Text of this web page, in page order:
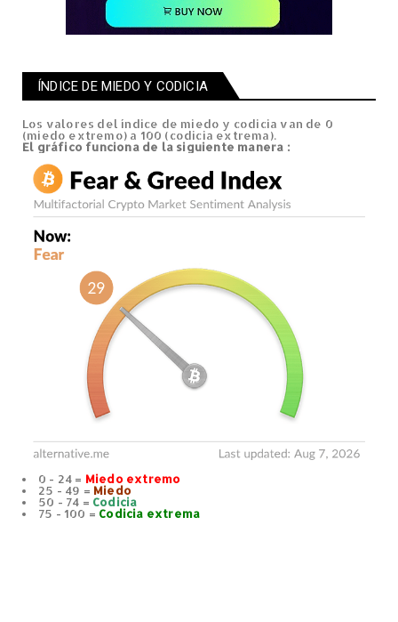
ÍNDICE DE MIEDO Y CODICIA
Los valores del índice de miedo y codicia van de 0
(miedo extremo) a 100 (codicia extrema).
El gráfico funciona de la siguiente manera :
0 - 24 = Miedo extremo
25 - 49 = Miedo
50 - 74 = Codicia
75 - 100 = Codicia extrema